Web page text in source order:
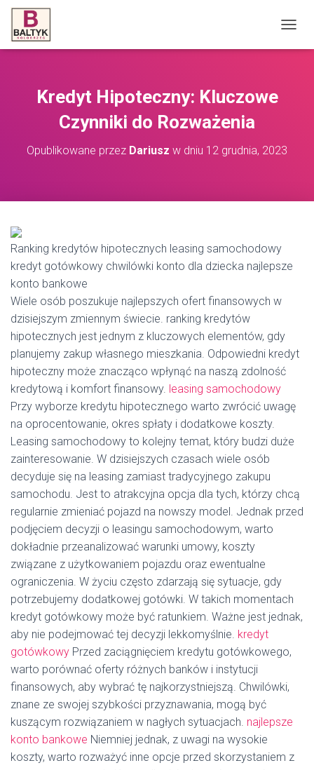
R
Kredyt Hipoteczny: Kluczowe
Czynniki do Rozważenia
Opublikowane przez Dariusz w dniu 12 grudnia, 2023
Ranking kredytów hipotecznych leasing samochodowy
kredyt gotówkowy chwilówki konto dla dziecka najlepsze
konto bankowe
Wiele osób poszukuje najlepszych ofert finansowych w
dzisiejszym zmiennym świecie. ranking kredytów
hipotecznych jest jednym z kluczowych elementów, gdy
planujemy zakup własnego mieszkania. Odpowiedni kredyt
hipoteczny może znacząco wpłynąć na naszą zdolność
kredytową i komfort finansowy. leasing samochodowy
Przy wyborze kredytu hipotecznego warto zwrócić uwagę
na oprocentowanie, okres spłaty i dodatkowe koszty.
Leasing samochodowy to kolejny temat, który budzi duże
zainteresowanie. W dzisiejszych czasach wiele osób
decyduje się na leasing zamiast tradycyjnego zakupu
samochodu. Jest to atrakcyjna opcja dla tych, którzy chcą
regularnie zmieniać pojazd na nowszy model. Jednak przed
podjęciem decyzji o leasingu samochodowym, warto
dokładnie przeanalizować warunki umowy, koszty
związane z użytkowaniem pojazdu oraz ewentualne
ograniczenia. W życiu często zdarzają się sytuacje, gdy
potrzebujemy dodatkowej gotówki. W takich momentach
kredyt gotówkowy może być ratunkiem. Ważne jest jednak,
aby nie podejmować tej decyzji lekkomyślnie. kredyt
gotówkowy Przed zaciągnięciem kredytu gotówkowego,
warto porównać oferty różnych banków i instytucji
finansowych, aby wybrać tę najkorzystniejszą. Chwilówki,
znane ze swojej szybkości przyznawania, mogą być
kuszącym rozwiązaniem w nagłych sytuacjach. najlepsze
konto bankowe Niemniej jednak, z uwagi na wysokie
koszty, warto rozważyć inne opcje przed skorzystaniem z